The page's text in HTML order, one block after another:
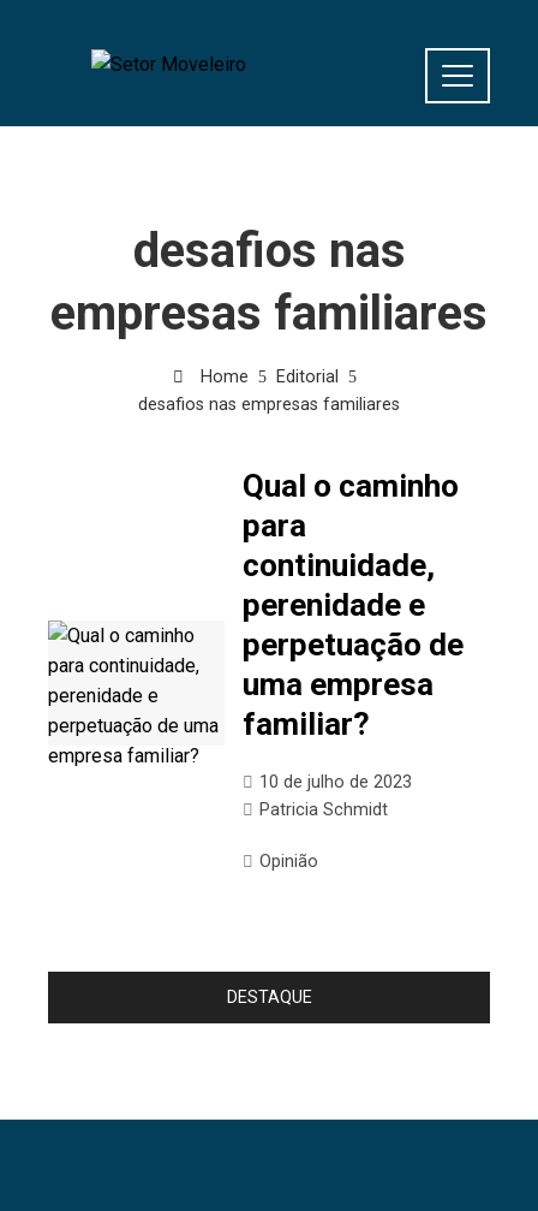
desafios nas
empresas familiares
Home
Editorial
desafios nas empresas familiares
Qual o caminho
para
continuidade,
perenidade e
perpetuação de
uma empresa
familiar?
10 de julho de 2023
Patricia Schmidt
Opinião
DESTAQUE